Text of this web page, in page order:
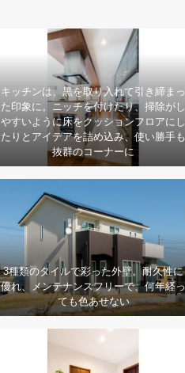
キッチンは、黒を取り入れて引き締まっ
た印象に。ニッチを付けたり、掃除がし
やすいように床をクッションフロアにし
たりとアイデアを詰め込み、使い勝手も
抜群のコーナーに
3種類のタイルで彩った外壁。耐久性に
優れ、メンテナンスフリーで、何年経っ
ても色あせない